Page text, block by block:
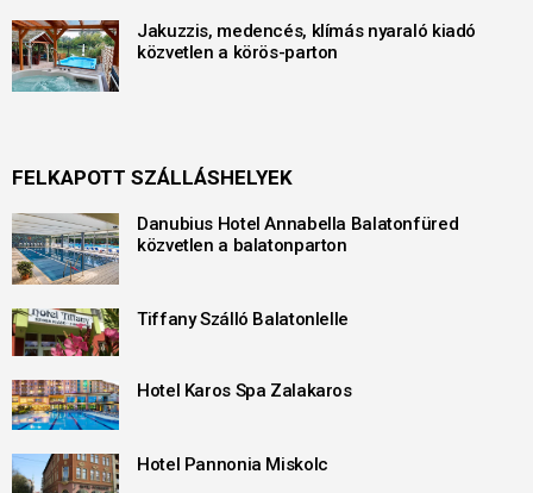
Jakuzzis, medencés, klímás nyaraló kiadó
közvetlen a körös-parton
FELKAPOTT SZÁLLÁSHELYEK
Danubius Hotel Annabella Balatonfüred
közvetlen a balatonparton
Tiffany Szálló Balatonlelle
Hotel Karos Spa Zalakaros
Hotel Pannonia Miskolc